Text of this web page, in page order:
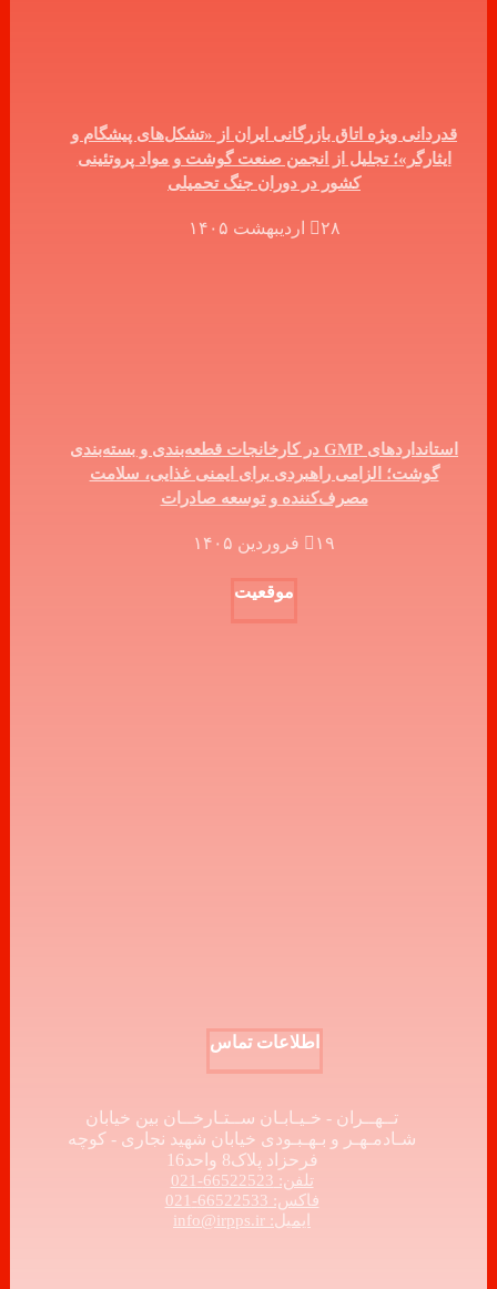
قدردانی ویژه اتاق بازرگانی ایران از «تشکل‌های پیشگام و
ایثارگر»؛ تجلیل از انجمن صنعت گوشت و مواد پروتئینی
کشور در دوران جنگ تحمیلی
۲۸ اردیبهشت ۱۴۰۵
استانداردهای GMP در کارخانجات قطعه‌بندی و بسته‌بندی
گوشت؛ الزامی راهبردی برای ایمنی غذایی، سلامت
مصرف‌کننده و توسعه صادرات
۱۹ فروردین ۱۴۰۵
موقعیت
اطلاعات تماس
تــهــران - خـیـابـان ســتـارخــان بین خیابان
شـادمـهـر و بـهـبـودی خیابان شهید نجاری - کوچه
فرحزاد پلاک8 واحد16
تلفن: 66522523-021
فاکس: 66522533-021
ایمیل: info@irpps.ir